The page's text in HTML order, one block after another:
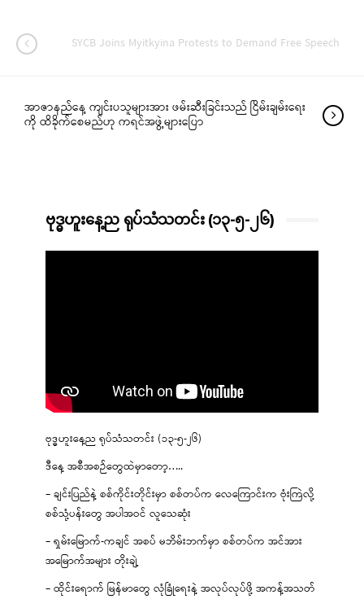
SYCB Joins Myitkyina Protests to Demand Free Speech
အာဇာနည်နေ့ ကျင်းပသူများအား ဖမ်းဆီးခြင်းသည် ငြိမ်းချမ်းရေး
ကို ထိခိုက်စေမည်ဟု ကရင်အဖွဲ့များပြော
ဗုဒ္ဓဟူးနေ့ည ရုပ်သံသတင်း (၁၃-၅-၂၆)
ဗုဒ္ဓဟူးနေ့ည ရုပ်သံသတင်း (၁၃-၅-၂၆)
ဒီနေ့ အစီအစဉ်တွေထဲမှာတော့…..
– ချင်းပြည်နဲ့ စစ်ကိုင်းတိုင်းမှာ စစ်တပ်က လေကြောင်းက ဗုံးကြဲလို့
စစ်သုံ့ပန်းတွေ အပါအဝင် လူသေဆုံး
– ရှမ်းမြောက်-ကချင် အစပ် မဘိမ်းဘက်မှာ စစ်တပ်က အင်အား
အမြောက်အများ တိုးချဲ့
– ထိုင်းရောက် မြန်မာတွေ လုံခြုံရေးနဲ့ အလုပ်လုပ်ဖို့ အကန့်အသတ်